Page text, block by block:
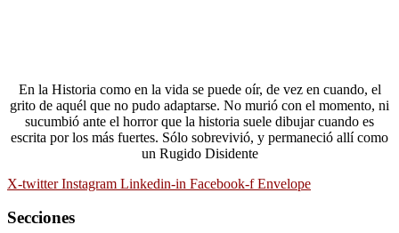
En la Historia como en la vida se puede oír, de vez en cuando, el
grito de aquél que no pudo adaptarse. No murió con el momento, ni
sucumbió ante el horror que la historia suele dibujar cuando es
escrita por los más fuertes. Sólo sobrevivió, y permaneció allí como
un Rugido Disidente
X-twitter Instagram Linkedin-in Facebook-f Envelope
Secciones